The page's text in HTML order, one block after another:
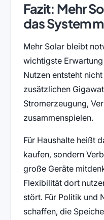
Fazit: Mehr
das System
Mehr Solar bleibt
wichtigste
Nutzen entsteht
zusätzlichen
Stromerzeugung,
zusammenspielen.
Für Haushalte heißt
kaufen, sondern
große Geräte
Flexibilität dort
stört. Für Politik und
schaffen, die